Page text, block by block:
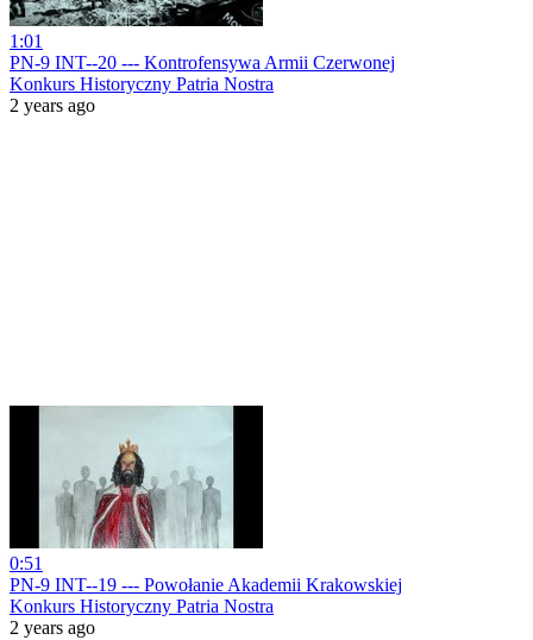
1:01
PN-9 INT--20 --- Kontrofensywa Armii Czerwonej
Konkurs Historyczny Patria Nostra
2 years ago
0:51
PN-9 INT--19 --- Powołanie Akademii Krakowskiej
Konkurs Historyczny Patria Nostra
2 years ago